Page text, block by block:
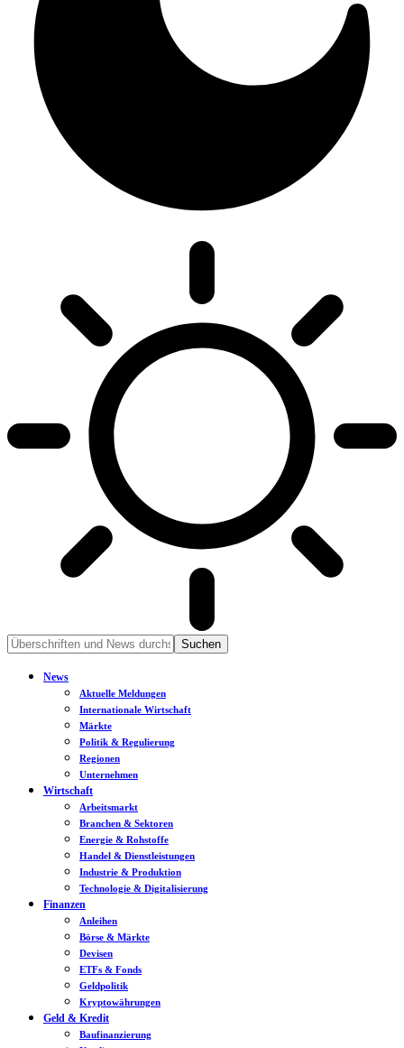
News
Aktuelle Meldungen
Internationale Wirtschaft
Märkte
Politik & Regulierung
Regionen
Unternehmen
Wirtschaft
Arbeitsmarkt
Branchen & Sektoren
Energie & Rohstoffe
Handel & Dienstleistungen
Industrie & Produktion
Technologie & Digitalisierung
Finanzen
Anleihen
Börse & Märkte
Devisen
ETFs & Fonds
Geldpolitik
Kryptowährungen
Geld & Kredit
Baufinanzierung